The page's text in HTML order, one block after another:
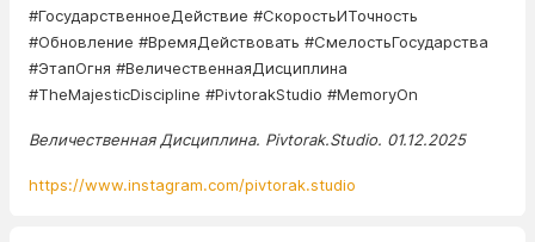
#ГосударственноеДействие #СкоростьИТочность
#Обновление #ВремяДействовать #СмелостьГосударства
#ЭтапОгня #ВеличественнаяДисциплина
#TheMajesticDiscipline #PivtorakStudio #MemoryOn
Величественная Дисциплина. Pivtorak.Studio. 01.12.2025
https://www.instagram.com/pivtorak.studio